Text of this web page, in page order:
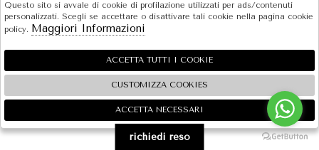
SOLE S.R.L.
SHOPPING
EXTRA
2026 SOLE S.R.L. - P.iva : 07456781215 Powered byAteliersocietàgruppo Zucchetti
🍪
richiedi reso
Questo sito si avvale di cookie di profilazione utilizzati per ads/contenuti
personalizzati. Scegli se accettare o disattivare tali cookie nella pagina cookie
policy. Maggiori Informazioni
ACCETTA TUTTI I COOKIE
CUSTOMIZZA COOKIES
ACCETTA NECESSARI